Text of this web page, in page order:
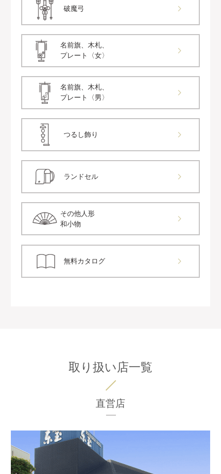
破魔弓
名前旗、木札、
プレート〈女〉
名前旗、木札、
プレート〈男〉
つるし飾り
ランドセル
その他人形
和小物
無料カタログ
取り扱い店一覧
直営店